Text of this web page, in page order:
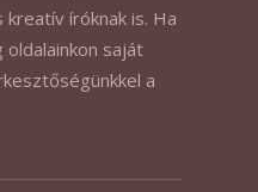
íróknak is. Ha
saját
a